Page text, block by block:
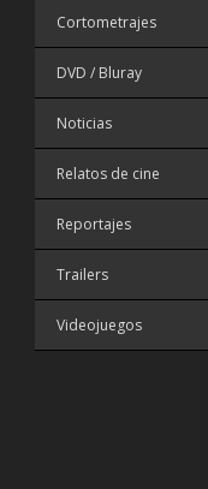
Cortometrajes
DVD / Bluray
Noticias
Relatos de cine
Reportajes
Trailers
Videojuegos